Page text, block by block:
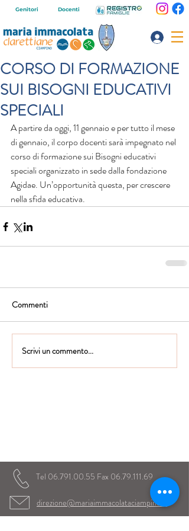
Genitori Docenti
CORSO DI FORMAZIONE
SUI BISOGNI EDUCATIVI
SPECIALI
A partire da oggi, 11 gennaio e per tutto il mese
di gennaio, il corpo docenti sarà impegnato nel
corso di formazione sui Bisogni educativi
speciali organizzato in sede dalla fondazione
Agidae. Un’opportunità questa, per crescere
nella sfida educativa.
Commenti
Scrivi un commento...
Tel 06.791.00.55 Fax 06.79.111.69
direzione@mariaimmacolataciampino.it